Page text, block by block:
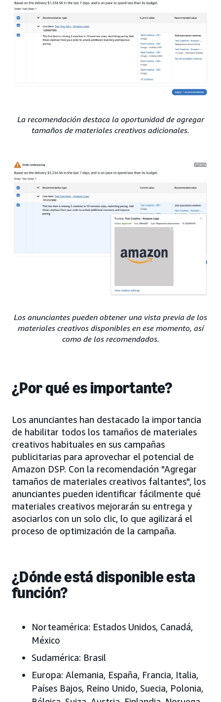
La recomendación destaca la oportunidad de agregar
tamaños de materiales creativos adicionales.
Los anunciantes pueden obtener una vista previa de los
materiales creativos disponibles en ese momento, así
como de los recomendados.
¿Por qué es importante?
Los anunciantes han destacado la importancia
de habilitar todos los tamaños de materiales
creativos habituales en sus campañas
publicitarias para aprovechar el potencial de
Amazon DSP. Con la recomendación "Agregar
tamaños de materiales creativos faltantes", los
anunciantes pueden identificar fácilmente qué
materiales creativos mejorarán su entrega y
asociarlos con un solo clic, lo que agilizará el
proceso de optimización de la campaña.
¿Dónde está disponible esta
función?
Norteamérica: Estados Unidos, Canadá,
México
Sudamérica: Brasil
Europa: Alemania, España, Francia, Italia,
Países Bajos, Reino Unido, Suecia, Polonia,